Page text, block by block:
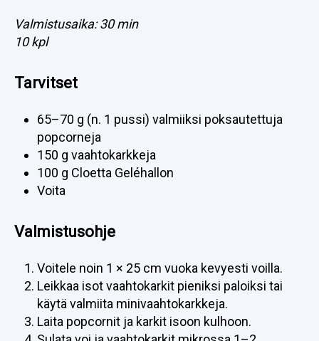
Valmistusaika: 30 min
10 kpl
Tarvitset
65–70 g (n. 1 pussi) valmiiksi poksautettuja
popcorneja
150 g vaahtokarkkeja
100 g Cloetta Geléhallon
Voita
Valmistusohje
Voitele noin 1 × 25 cm vuoka kevyesti voilla.
Leikkaa isot vaahtokarkit pieniksi paloiksi tai
käytä valmiita minivaahtokarkkeja.
Laita popcornit ja karkit isoon kulhoon.